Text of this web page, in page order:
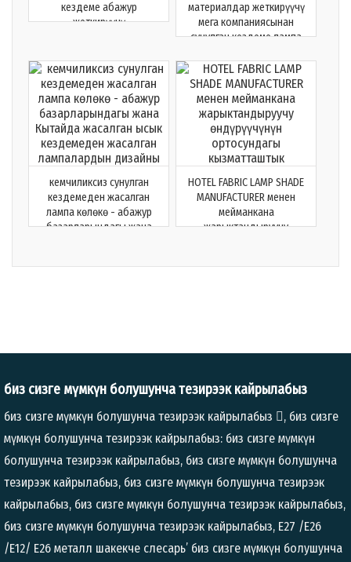
кездеме абажур
жеткирүүчү
материалдар жеткирүүчү
мега компаниясынан
сунулган кездеме лампа
кемчиликсиз сунулган
кездемеден жасалган
лампа көлөкө - абажур
базарларындагы жана
HOTEL FABRIC LAMP SHADE
MANUFACTURER менен
мейманкана
жарыктандыруучу
биз сизге мүмкүн болушунча тезирээк кайрылабыз
биз сизге мүмкүн болушунча тезирээк кайрылабыз , биз сизге
мүмкүн болушунча тезирээк кайрылабыз: биз сизге мүмкүн
болушунча тезирээк кайрылабыз, биз сизге мүмкүн болушунча
тезирээк кайрылабыз, биз сизге мүмкүн болушунча тезирээк
кайрылабыз, биз сизге мүмкүн болушунча тезирээк кайрылабыз,
биз сизге мүмкүн болушунча тезирээк кайрылабыз, E27 /E26
/E12/ E26 металл шакекче слесарь’ биз сизге мүмкүн болушунча